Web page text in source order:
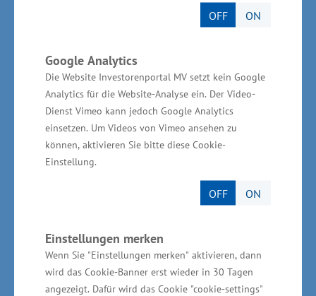
OFF ON
Google Analytics
Die Website Investorenportal MV setzt kein Google
Analytics für die Website-Analyse ein. Der Video-
Dienst Vimeo kann jedoch Google Analytics
einsetzen. Um Videos von Vimeo ansehen zu
können, aktivieren Sie bitte diese Cookie-
Einstellung.
OFF ON
Einstellungen merken
Wenn Sie "Einstellungen merken" aktivieren, dann
wird das Cookie-Banner erst wieder in 30 Tagen
angezeigt. Dafür wird das Cookie "cookie-settings"
miteinander verrechnet. Das Label „Grüne
Gewerbegebiete – natürlich erfolgreich“ ist als
Wort-Bild-Marke beim Bundespatentamt
geschützt.
Kriterien für die Zertifizierung
eines „Grünen Gewerbegebietes“
Für die Zertifizierung eines „Grünen
Gewerbegebietes“ wird zwischen drei
Maßnahmen zur Verbesserung des
Energiemanagements und Steigerung der
Energieeffizienz sowie Bewusstseinsbildung im